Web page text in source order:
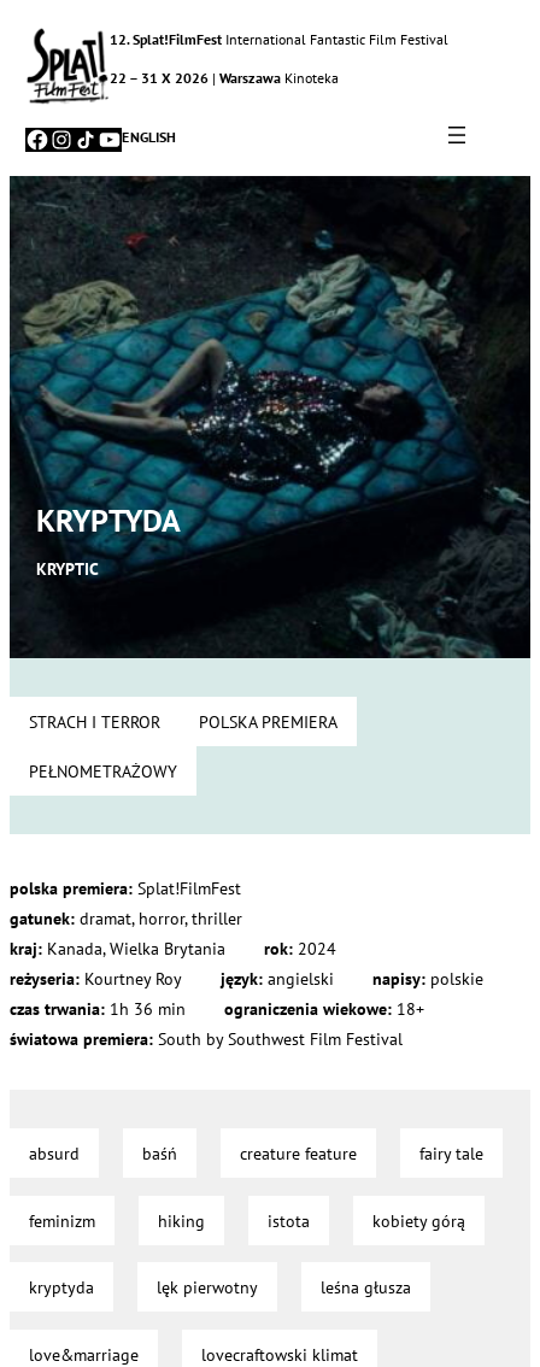
12. Splat!FilmFest International Fantastic Film Festival
22 – 31 X 2026 |Warszawa Kinoteka
ENGLISH
Facebook
Instagram
TikTok
YouTube
KRYPTYDA
KRYPTIC
STRACH I TERROR POLSKA PREMIERA
PEŁNOMETRAŻOWY
polska premiera: Splat!FilmFest
gatunek: dramat, horror, thriller
kraj: Kanada, Wielka Brytania rok: 2024
reżyseria: Kourtney Roy język: angielski napisy: polskie
czas trwania: 1h 36 min ograniczenia wiekowe: 18+
światowa premiera: South by Southwest Film Festival
absurd baśń creature feature fairy tale
feminizm hiking istota kobiety górą
kryptyda lęk pierwotny leśna głusza
love&marriage lovecraftowski klimat